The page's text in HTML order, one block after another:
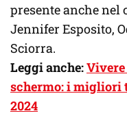
presente anche nel
Jennifer Esposito,
Sciorra.
Leggi anche:Vivere
schermo: i migliori
2024